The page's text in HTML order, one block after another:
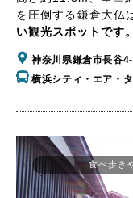
を圧倒する鎌倉大仏
い観光スポットです。
神奈川県鎌倉市長谷
横浜シティ・エア・
食べ歩き